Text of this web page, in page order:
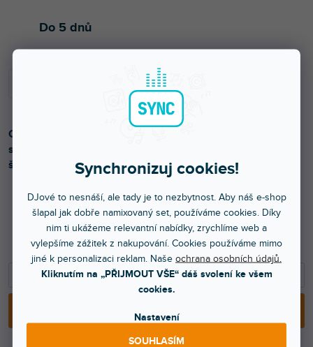
Synchronizuj cookies!
DJové to nesnáší, ale tady je to nezbytnost. Aby náš e-shop
šlapal jak dobře namixovaný set, používáme cookies. Díky
nim ti ukážeme relevantní nabídky, zrychlíme web a
vylepšíme zážitek z nakupování. Cookies používáme mimo
jiné k personalizaci reklam. Naše ochrana osobních údajů.
Kliknutím na „PŘIJMOUT VŠE“ dáš svolení ke všem
cookies.
Nastavení
SOUHLASÍM
249 Kč
206 Kč bez DPH
Do 5 dnů
Odolná plastová ližina pro kufry, dlouhá 30 cm. Ideální pro
snadné posouvání a chrání hrany. Snadná montáž nýty či
šrouby.